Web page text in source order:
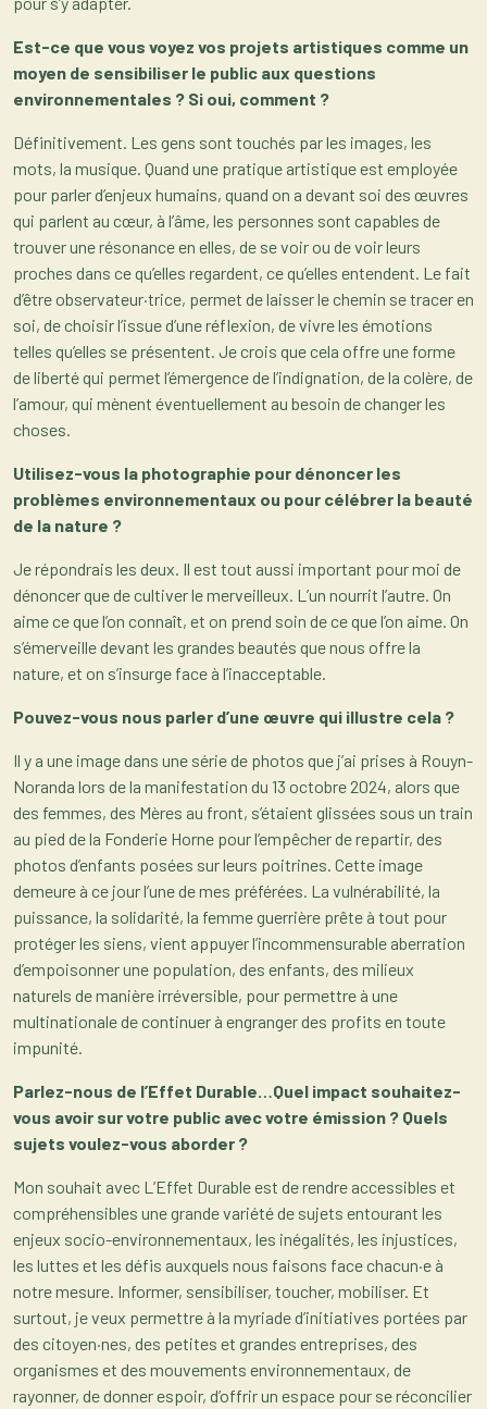
Est-ce que vous voyez vos projets artistiques comme un
moyen de sensibiliser le public aux questions
environnementales ? Si oui, comment ?
Définitivement. Les gens sont touchés par les images, les
mots, la musique. Quand une pratique artistique est employée
pour parler d’enjeux humains, quand on a devant soi des œuvres
qui parlent au cœur, à l’âme, les personnes sont capables de
trouver une résonance en elles, de se voir ou de voir leurs
proches dans ce qu’elles regardent, ce qu’elles entendent. Le fait
d’être observateur·trice, permet de laisser le chemin se tracer en
soi, de choisir l’issue d’une réflexion, de vivre les émotions
telles qu’elles se présentent. Je crois que cela offre une forme
de liberté qui permet l’émergence de l’indignation, de la colère, de
l’amour, qui mènent éventuellement au besoin de changer les
choses.
Utilisez-vous la photographie pour dénoncer les
problèmes environnementaux ou pour célébrer la beauté
de la nature ?
Je répondrais les deux. Il est tout aussi important pour moi de
dénoncer que de cultiver le merveilleux. L’un nourrit l’autre. On
aime ce que l’on connaît, et on prend soin de ce que l’on aime. On
s’émerveille devant les grandes beautés que nous offre la
nature, et on s’insurge face à l’inacceptable.
Pouvez-vous nous parler d’une œuvre qui illustre cela ?
Il y a une image dans une série de photos que j’ai prises à Rouyn-
Noranda lors de la manifestation du 13 octobre 2024, alors que
des femmes, des Mères au front, s’étaient glissées sous un train
au pied de la Fonderie Horne pour l’empêcher de repartir, des
photos d’enfants posées sur leurs poitrines. Cette image
demeure à ce jour l’une de mes préférées. La vulnérabilité, la
puissance, la solidarité, la femme guerrière prête à tout pour
protéger les siens, vient appuyer l’incommensurable aberration
d’empoisonner une population, des enfants, des milieux
naturels de manière irréversible, pour permettre à une
multinationale de continuer à engranger des profits en toute
impunité.
Parlez-nous de l’Effet Durable…Quel impact souhaitez-
vous avoir sur votre public avec votre émission ? Quels
sujets voulez-vous aborder ?
Mon souhait avec L’Effet Durable est de rendre accessibles et
compréhensibles une grande variété de sujets entourant les
enjeux socio-environnementaux, les inégalités, les injustices,
les luttes et les défis auxquels nous faisons face chacun·e à
notre mesure. Informer, sensibiliser, toucher, mobiliser. Et
surtout, je veux permettre à la myriade d’initiatives portées par
des citoyen·nes, des petites et grandes entreprises, des
organismes et des mouvements environnementaux, de
rayonner, de donner espoir, d’offrir un espace pour se réconcilier